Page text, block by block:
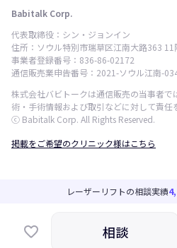
レーザーリフトの相談実績
相談
Babitalk Corp.
代表取締役：シン・ジョンイン
住所：ソウル特別市瑞草区江南大路363 11
事業者登録番号：836-86-02172
通信販売業申告番号：2021-ソウル江南-
株式会社バビトークは通信販売の当事者
術・手術情報および取引などに対して責任
ⓒ Babitalk Corp. All Rights Reserved.
掲載をご希望のクリニック様はこちら